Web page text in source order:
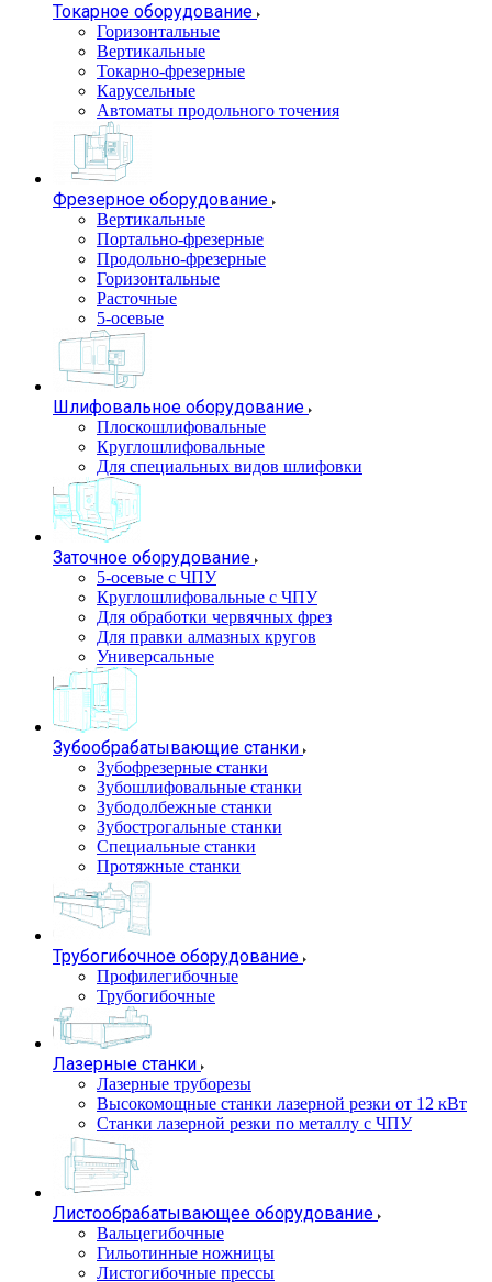
Токарное оборудование
Горизонтальные
Вертикальные
Токарно-фрезерные
Карусельные
Автоматы продольного точения
Фрезерное оборудование
Вертикальные
Портально-фрезерные
Продольно-фрезерные
Горизонтальные
Расточные
5-осевые
Шлифовальное оборудование
Плоскошлифовальные
Круглошлифовальные
Для специальных видов шлифовки
Заточное оборудование
5-осевые с ЧПУ
Круглошлифовальные с ЧПУ
Для обработки червячных фрез
Для правки алмазных кругов
Универсальные
Зубообрабатывающие станки
Зубофрезерные станки
Зубошлифовальные станки
Зубодолбежные станки
Зубострогальные станки
Специальные станки
Протяжные станки
Трубогибочное оборудование
Профилегибочные
Трубогибочные
Лазерные станки
Лазерные труборезы
Высокомощные станки лазерной резки от 12 кВт
Станки лазерной резки по металлу с ЧПУ
Листообрабатывающее оборудование
Вальцегибочные
Гильотинные ножницы
Листогибочные прессы